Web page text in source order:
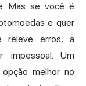
Mas se você é
e quer
erros, a
impessoal. Um
melhor no